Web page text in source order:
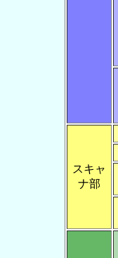
スキャ
ナ部